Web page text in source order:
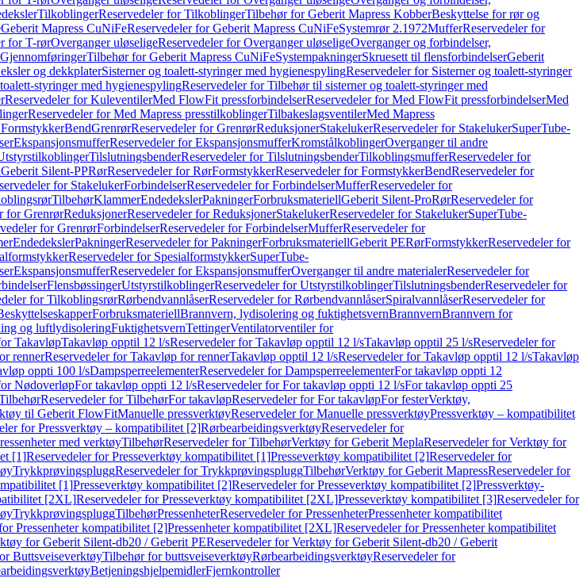
TilkoblingerReservedeler for TilkoblingerTilbehør for Geberit Mapress KobberBeskyttelse for rør og
Geberit Mapress CuNiFeReservedeler for Geberit Mapress CuNiFeSystemrør 2.1972MufferReservedeler for
for T-rørOverganger uløseligeReservedeler for Overganger uløseligeOverganger og forbindelser,
Tilbehør for Geberit Mapress CuNiFeSystempakningerSkruesett til flensforbindelserGeberit
og dekkplaterSisterner og toalett-styringer med hygienespylingReservedeler for Sisterner og toalett-styringer
styringer med hygienespylingReservedeler for Tilbehør til sisterner og toalett-styringer med
Reservedeler for KuleventilerMed FlowFit pressforbindelserReservedeler for Med FlowFit pressforbindelserMed
Reservedeler for Med Mapress presstilkoblingerTilbakeslagsventilerMed Mapress
BendGrenrørReservedeler for GrenrørReduksjonerStakelukerReservedeler for StakelukerSuperTube-
EkspansjonsmufferReservedeler for EkspansjonsmufferKromstålkoblingerOverganger til andre
TilslutningsbenderReservedeler for TilslutningsbenderTilkoblingsmufferReservedeler for
Geberit Silent-PPRørReservedeler for RørFormstykkerReservedeler for FormstykkerBendReservedeler for
for StakelukerForbindelserReservedeler for ForbindelserMufferReservedeler for
TilbehørKlammerEndedekslerPakningerForbruksmateriellGeberit Silent-ProRørReservedeler for
for GrenrørReduksjonerReservedeler for ReduksjonerStakelukerReservedeler for StakelukerSuperTube-
for GrenrørForbindelserReservedeler for ForbindelserMufferReservedeler for
EndedekslerPakningerReservedeler for PakningerForbruksmateriellGeberit PERørFormstykkerReservedeler for
Reservedeler for SpesialformstykkerSuperTube-
EkspansjonsmufferReservedeler for EkspansjonsmufferOverganger til andre materialerReservedeler for
FlensbøssingerUtstyrstilkoblingerReservedeler for UtstyrstilkoblingerTilslutningsbenderReservedeler for
for TilkoblingsrørRørbendvannlåserReservedeler for RørbendvannlåserSpiralvannlåserReservedeler for
ForbruksmateriellBrannvern, lydisolering og fuktighetsvernBrannvernBrannvern for
og luftlydisoleringFuktighetsvernTettingerVentilatorventiler for
TakavløpTakavløp opptil 12 l/sReservedeler for Takavløp opptil 12 l/sTakavløp opptil 25 l/sReservedeler for
rennerReservedeler for Takavløp for rennerTakavløp opptil 12 l/sReservedeler for Takavløp opptil 12 l/sTakavløp
oppti 100 l/sDampsperreelementerReservedeler for DampsperreelementerFor takavløp oppti 12
NødoverløpFor takavløp oppti 12 l/sReservedeler for For takavløp oppti 12 l/sFor takavløp oppti 25
Reservedeler for TilbehørFor takavløpReservedeler for For takavløpFor festerVerktøy,
til Geberit FlowFitManuelle pressverktøyReservedeler for Manuelle pressverktøyPressverktøy – kompatibilitet
for Pressverktøy – kompatibilitet [2]RørbearbeidingsverktøyReservedeler for
med verktøyTilbehørReservedeler for TilbehørVerktøy for Geberit MeplaReservedeler for Verktøy for
[1]Reservedeler for Presseverktøy kompatibilitet [1]Presseverktøy kompatibilitet [2]Reservedeler for
TrykkprøvingspluggReservedeler for TrykkprøvingspluggTilbehørVerktøy for Geberit MapressReservedeler for
[1]Presseverktøy kompatibilitet [2]Reservedeler for Presseverktøy kompatibilitet [2]Pressverktøy-
[2XL]Reservedeler for Presseverktøy kompatibilitet [2XL]Presseverktøy kompatibilitet [3]Reservedeler for
TrykkprøvingspluggTilbehørPressenheterReservedeler for PressenheterPressenheter kompatibilitet
Pressenheter kompatibilitet [2]Pressenheter kompatibilitet [2XL]Reservedeler for Pressenheter kompatibilitet
for Geberit Silent-db20 / Geberit PEReservedeler for Verktøy for Geberit Silent-db20 / Geberit
ButtsveiseverktøyTilbehør for buttsveiseverktøyRørbearbeidingsverktøyReservedeler for
BetjeningshjelpemidlerFjernkontroller